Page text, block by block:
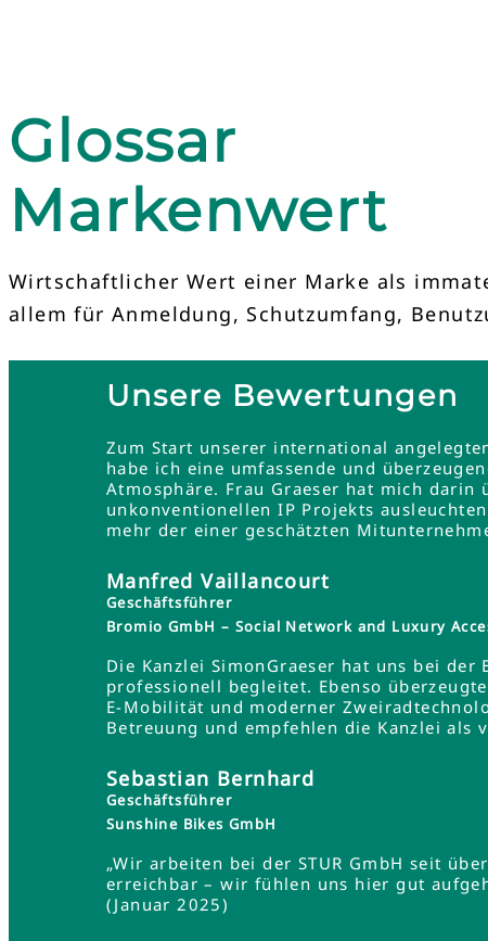
Glossar
Markenwert
Wirtschaftlicher Wert einer Marke als
allem für Anmeldung, Schutzumfang,
Unsere Bewertungen
Zum Start unserer international
habe ich eine umfassende und
Atmosphäre. Frau Graeser hat mich
unkonventionellen IP Projekts
mehr der einer geschätzten
Manfred Vaillancourt
Geschäftsführer
Bromio GmbH – Social Network and Luxury
Die Kanzlei SimonGraeser hat uns bei
professionell begleitet. Ebenso
E-Mobilität und moderner
Betreuung und empfehlen die Kanzlei als
Sebastian Bernhard
Geschäftsführer
Sunshine Bikes GmbH
„Wir arbeiten bei der STUR GmbH seit
erreichbar – wir fühlen uns hier gut
(Januar 2025)